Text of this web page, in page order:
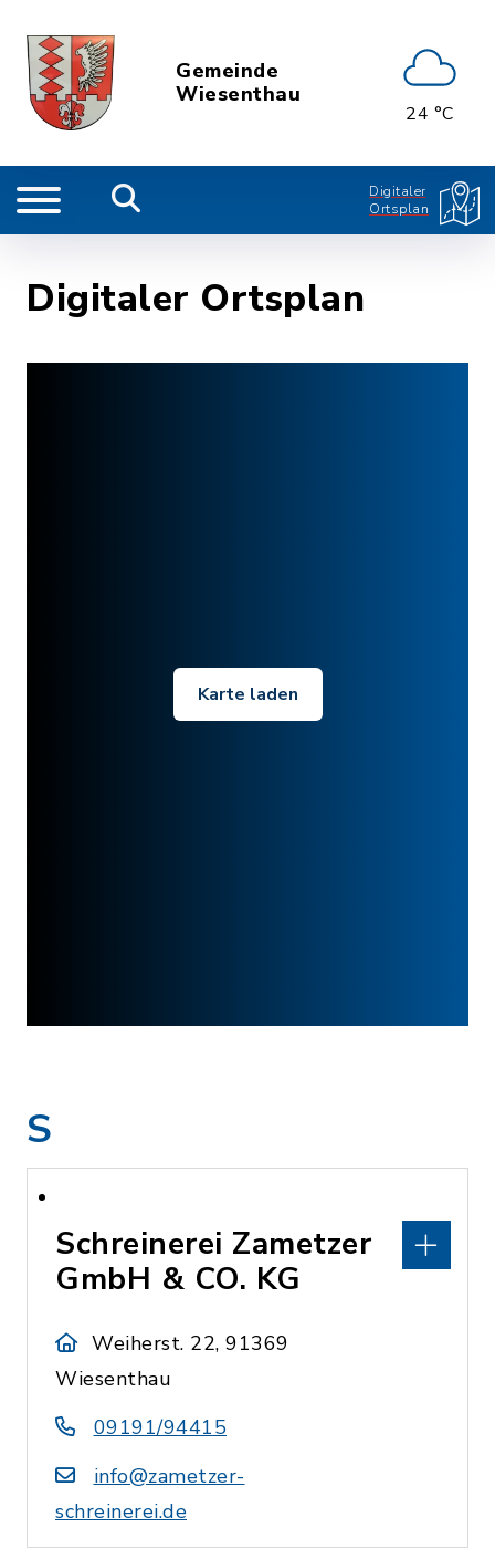
Gemeinde
Wiesenthau
24 °C
Digitaler
Ortsplan
Digitaler Ortsplan
Karte laden
S
Schreinerei Zametzer
GmbH & CO. KG
Weiherst. 22, 91369
Wiesenthau
09191/94415
info@zametzer-
schreinerei.de